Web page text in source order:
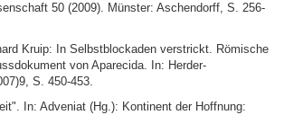
50 (2009). Münster: Aschendorff, S. 256-
Kruip: In Selbstblockaden verstrickt. Römische
von Aparecida. In: Herder-
S. 450-453.
In: Adveniat (Hg.): Kontinent der Hoffnung: